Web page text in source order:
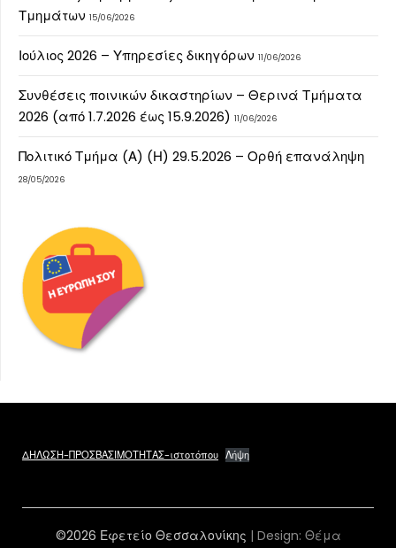
Τμημάτων 15/06/2026
Ιούλιος 2026 – Υπηρεσίες δικηγόρων 11/06/2026
Συνθέσεις ποινικών δικαστηρίων – Θερινά Τμήματα
2026 (από 1.7.2026 έως 15.9.2026) 11/06/2026
Πολιτικό Τμήμα (Α) (Η) 29.5.2026 – Ορθή επανάληψη
28/05/2026
ΔΗΛΩΣΗ-ΠΡΟΣΒΑΣΙΜΟΤΗΤΑΣ-ιστοτόπου Λήψη
©2026 Εφετείο Θεσσαλονίκης | Design: Θέμα